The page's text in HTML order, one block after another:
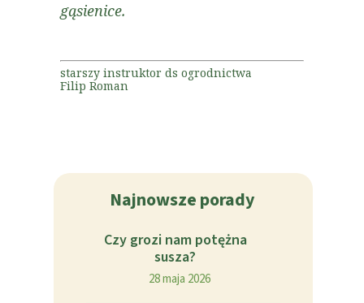
Najnowsze porady
Czy grozi nam potężna
susza?
28 maja 2026
gąsienice.
starszy instruktor ds ogrodnictwa
Filip Roman